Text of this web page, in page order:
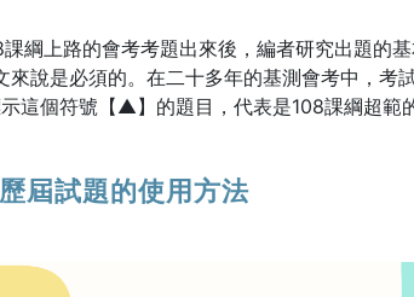
課綱上路的會考考題出來後，編者研究出題的
來說是必須的。在二十多年的基測會考中，考
這個符號【▲】的題目，代表是108課綱超範
歷屆試題的使用方法